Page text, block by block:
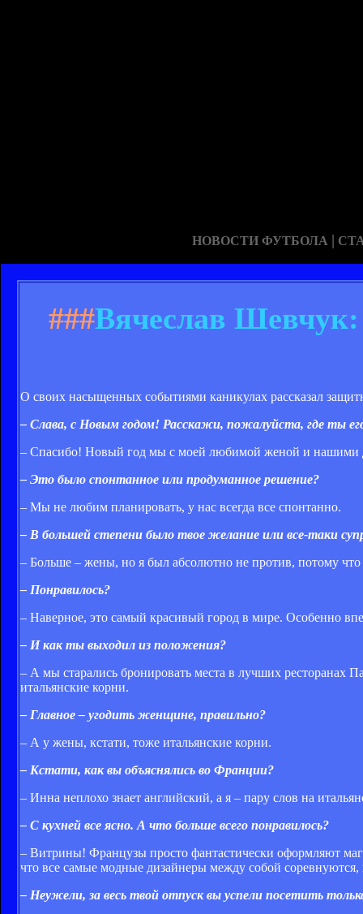
НОВОСТИ ФУТБОЛА |
###Вячеслав Шевчук:
О своих насыщенных событиями каникулах рассказал
– Слава, с Новым годом! Расскажи, пожалуйста, где ты
– Спасибо! Новый год мы с моей любимой женой и нашими
– Это было спонтанное или продуманное решение?
– Мы не любим планировать, у нас всегда все спонтанно.
– В большей степени было твое желание или все-таки
– Больше – жены, но я был абсолютно не против, потому что
– Понравилось?
– Наверное, это самый красивый город в мире. Особенно
– И как ты выходил из положения?
– А мы старались бронировать места в лучших ресторанах
итальянские корни.
– Главное – угодить женщине, правильно?
– А у жены, кстати, тоже итальянские корни.
– Кстати, как вы объяснялись во Франции?
– Инна неплохо знает английский, а я – пару слов на
– С кухней все ясно. А что больше всего понравилось?
– Витрины! Французы просто фантастически оформляют
что все самые модные дизайнеры между собой
– Неужели, за весь твой отпуск вы успели посетить